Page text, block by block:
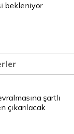
bekleniyor.
şartlı
çıkarılacak